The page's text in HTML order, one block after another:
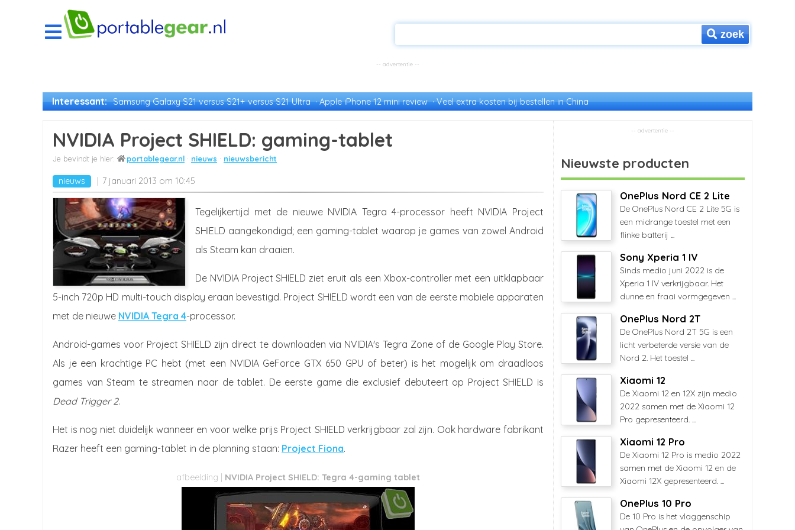
zoek
Interessant: Samsung Galaxy S21 versus S21+ versus S21 Ultra Apple iPhone 12 mini review Veel extra kosten bij bestellen in China
NVIDIA Project SHIELD: gaming-tablet
portablegear.nl nieuws nieuwsbericht
nieuws 7 januari 2013 om 10:45
Tegelijkertijd met de nieuwe NVIDIA Tegra 4-processor heeft NVIDIA Project
SHIELD aangekondigd; een gaming-tablet waarop je games van zowel Android
als Steam kan draaien.
De NVIDIA Project SHIELD ziet eruit als een Xbox-controller met een uitklapbaar
5-inch 720p HD multi-touch display eraan bevestigd. Project SHIELD wordt een van de eerste mobiele apparaten
met de nieuwe NVIDIA Tegra 4-processor.
Android-games voor Project SHIELD zijn direct te downloaden via NVIDIA's Tegra Zone of de Google Play Store.
Als je een krachtige PC hebt (met een NVIDIA GeForce GTX 650 GPU of beter) is het mogelijk om draadloos
games van Steam te streamen naar de tablet. De eerste game die exclusief debuteert op Project SHIELD is
Dead Trigger 2.
Het is nog niet duidelijk wanneer en voor welke prijs Project SHIELD verkrijgbaar zal zijn. Ook hardware fabrikant
Razer heeft een gaming-tablet in de planning staan: Project Fiona.
NVIDIA Project SHIELD: Tegra 4-gaming tablet
Nieuwste producten
OnePlus Nord CE 2 Lite
De OnePlus Nord CE 2 Lite 5G is
een midrange toestel met een
flinke batterij ...
Sony Xperia 1 IV
Sinds medio juni 2022 is de
Xperia 1 IV verkrijgbaar. Het
dunne en fraai vormgegeven ...
OnePlus Nord 2T
De OnePlus Nord 2T 5G is een
licht verbeterde versie van de
Nord 2. Het toestel ...
Xiaomi 12
De Xiaomi 12 en 12X zijn medio
2022 samen met de Xiaomi 12
Pro gepresenteerd. ...
Xiaomi 12 Pro
De Xiaomi 12 Pro is medio 2022
samen met de Xiaomi 12 en de
Xiaomi 12X gepresenteerd. ...
OnePlus 10 Pro
De 10 Pro is het vlaggenschip